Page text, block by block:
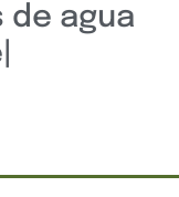
de agua